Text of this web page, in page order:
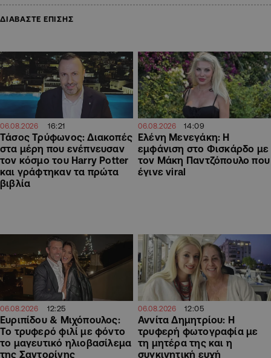
ΔΙΑΒΑΣΤΕ ΕΠΙΣΗΣ
06.08.2026 16:21
Τάσος Τρύφωνος: Διακοπές
στα μέρη που ενέπνευσαν
τον κόσμο του Harry Potter
και γράφτηκαν τα πρώτα
βιβλία
06.08.2026 14:09
Ελένη Μενεγάκη: Η
εμφάνιση στο Φισκάρδο με
τον Μάκη Παντζόπουλο που
έγινε viral
06.08.2026 12:25
Ευριπίδου & Μιχόπουλος:
Το τρυφερό φιλί με φόντο
το μαγευτικό ηλιοβασίλεμα
της Σαντορίνης
06.08.2026 12:05
Αννίτα Δημητρίου: Η
τρυφερή φωτογραφία με
τη μητέρα της και η
συγκινητική ευχή